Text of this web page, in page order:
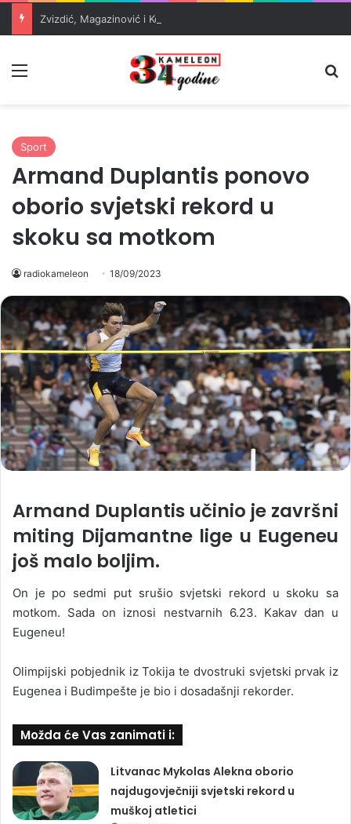
Sport
Armand Duplantis ponovo
oborio svjetski rekord u
skoku sa motkom
radiokameleon 18/09/2023
Armand Duplantis učinio je završni
miting Dijamantne lige u Eugeneu
još malo boljim.
On je po sedmi put srušio svjetski rekord u skoku sa
motkom. Sada on iznosi nestvarnih 6.23. Kakav dan u
Eugeneu!
Olimpijski pobjednik iz Tokija te dvostruki svjetski prvak iz
Eugenea i Budimpešte je bio i dosadašnji rekorder.
Možda će Vas zanimati i:
Litvanac Mykolas Alekna oborio
najdugovječniji svjetski rekord u
muškoj atletici